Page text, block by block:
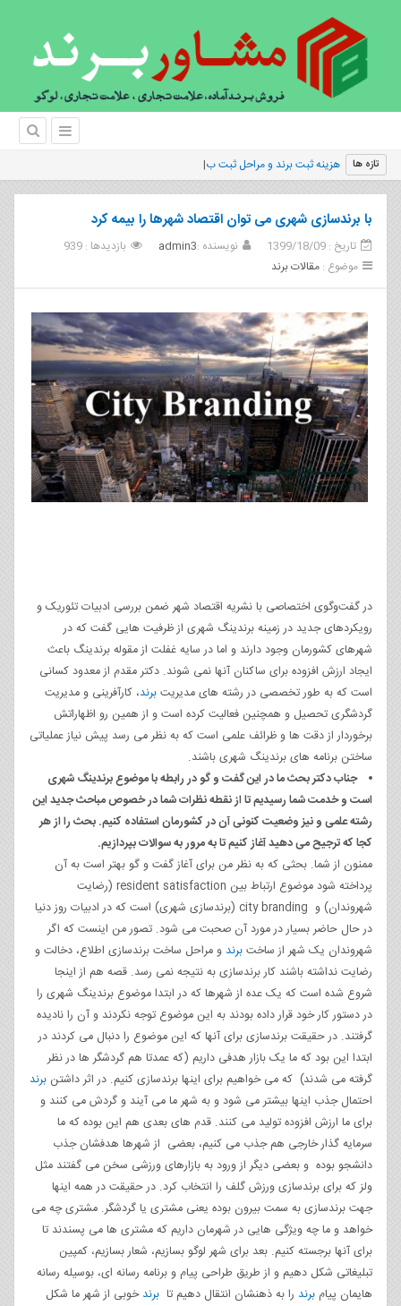
تازه ها هزینه ثبت برند و مراحل ثبت برند تجاری
با برندسازی شهری می توان اقتصاد شهرها را بیمه کرد
تاریخ : 1399/18/09 نویسنده :admin3
بازدیدها : 939
موضوع : مقالات برند
در گفت‌وگوی اختصاصی با نشریه اقتصاد شهر ضمن بررسی ادبیات تئوریک و
رویکردهای جدید در زمینه برندینگ شهری از ظرفیت هایی گفت که در
شهرهای کشورمان وجود دارند و اما در سایه غفلت از مقوله برندینگ باعث
ایجاد ارزش افزوده برای ساکنان آنها نمی شوند. دکتر مقدم از معدود کسانی
است که به طور تخصصی در رشته های مدیریتبرند، کارآفرینی و مدیریت
گردشگری تحصیل و همچنین فعالیت کرده است و از همین رو اظهاراتش
برخوردار از دقت ها و ظرائف علمی است که به نظر می رسد پیش نیاز عملیاتی
ساختن برنامه های برندینگ شهری باشند.
جناب دکتر بحث ما در این گفت و گو در رابطه با موضوع برندینگ شهری
است و خدمت شما رسیدیم تا از نقطه نظرات شما در خصوص مباحث جدید این
رشته علمی و نیز وضعیت کنونی آن در کشورمان استفاده کنیم. بحث را از هر
کجا که ترجیح می دهید آغاز کنیم تا به مرور به سوالات بپردازیم.
ممنون از شما. بحثی که به نظر من برای آغاز گفت و گو بهتر است به آن
پرداخته شود موضوع ارتباط بین resident satisfaction (رضایت
شهروندان) و city branding (برندسازی شهری) است که در ادبیات روز دنیا
در حال حاضر بسیار در مورد آن صحبت می شود. تصور من اینست که اگر
شهروندان یک شهر از ساختبرند و مراحل ساخت برندسازی اطلاع، دخالت و
رضایت نداشته باشند کار برندسازی به نتیجه نمی رسد. قصه هم از اینجا
شروع شده است که یک عده از شهرها که در ابتدا موضوع برندینگ شهری را
در دستور کار خود قرار داده بودند به این موضوع توجه نکردند و آن را نادیده
گرفتند. در حقیقت برندسازی برای آنها که این موضوع را دنبال می کردند در
ابتدا این بود که ما یک بازار هدفی داریم (که عمدتا هم گردشگر ها در نظر
گرفته می شدند) که می خواهیم برای اینها برندسازی کنیم. در اثر داشتن برند
احتمال جذب اینها بیشتر می شود و به شهر ما می آیند و گردش می کنند و
برای ما ارزش افزوده تولید می کنند. قدم های بعدی هم این بوده که ما
سرمایه گذار خارجی هم جذب می کنیم، بعضی از شهرها هدفشان جذب
دانشجو بوده و بعضی دیگر از ورود به بازارهای ورزشی سخن می گفتند مثل
ولز که برای برندسازی ورزش گلف را انتخاب کرد. در حقیقت در همه اینها
جهت برندسازی به سمت بیرون بوده یعنی مشتری یا گردشگر. مشتری چه می
خواهد و ما چه ویژگی هایی در شهرمان داریم که مشتری ها می پسندند تا
برای آنها برجسته کنیم. بعد برای شهر لوگو بسازیم، شعار بسازیم، کمپین
تبلیغاتی شکل دهیم و از طریق طراحی پیام و برنامه رسانه ای، بوسیله رسانه
هایمان پیام برند را به ذهنشان انتقال دهیم تا برندخوبی از شهر ما شکل